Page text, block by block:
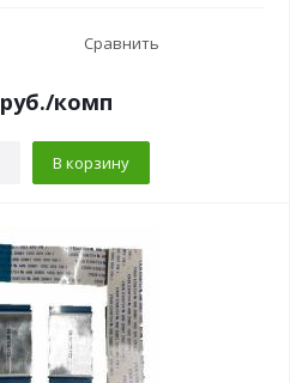
Сравнить
руб./комп
В корзину